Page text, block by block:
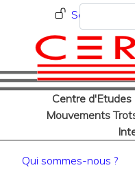
Menu
Se connecter
Centre d'Etudes
Mouvements
Rechercher
Navigation
Qui sommes-nous ?